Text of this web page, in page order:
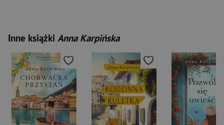
Inne książki Anna Karpińska